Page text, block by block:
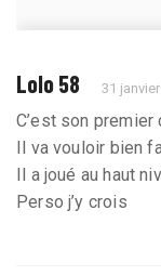
Lolo 58 31
C’est son
Il va vouloir bien
Il a joué au haut
Perso j’y crois